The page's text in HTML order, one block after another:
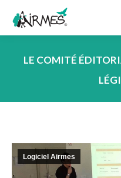
LE COMITÉ
Logiciel Airmes